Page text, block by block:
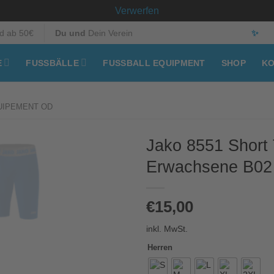
Verwerfen
ab 50€ Du und Dein Verein ✨
FUSSBÄLLE FUSSBALL EQUIPMENT SHOP
OD
Jako 8551 Short
Erwachsene B02
€15,00
inkl. MwSt.
Herren